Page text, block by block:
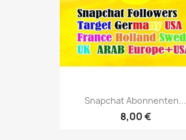
Snapchat Abonnenten...
8,00 €